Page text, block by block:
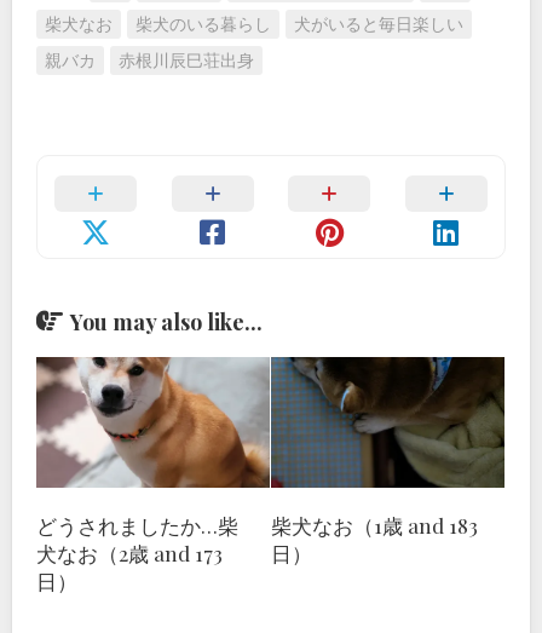
柴犬なお 柴犬のいる暮らし
犬がいると毎日楽しい
親バカ
赤根川辰巳荘出身
You may also like...
どうされましたか…柴
犬なお（2歳 and 173
日）
柴犬なお（1歳 and 183
日）